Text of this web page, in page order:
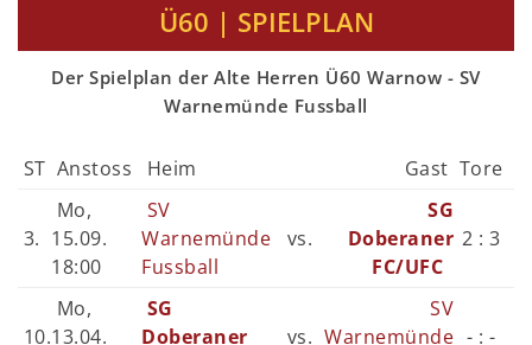
Ü60 | SPIELPLAN
Der Spielplan der Alte Herren Ü60 Warnow - SV
Warnemünde Fussball
ST Anstoss Heim Gast Tore
3.
Mo,
15.09.
18:00
SV
Warnemünde
Fussball
vs.
SG
Doberaner
FC/UFC
2 : 3
10.
Mo,
13.04.
SG
Doberaner
vs.
SV
Warnemünde - : -